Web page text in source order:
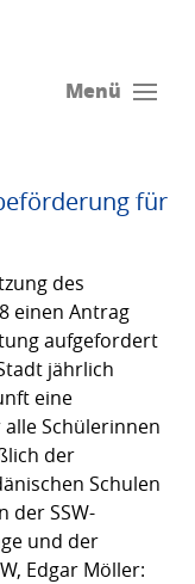
Menü
für
des
einen Antrag
aufgefordert
jährlich
eine
Schülerinnen
der
Schulen
der SSW-
und der
Edgar Möller: